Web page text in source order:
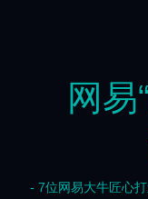
网易
- 7位网易大牛匠心